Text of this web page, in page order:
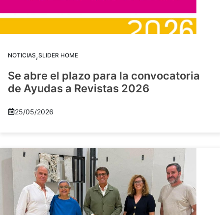
NOTICIAS,SLIDER HOME
Se abre el plazo para la convocatoria
de Ayudas a Revistas 2026
25/05/2026